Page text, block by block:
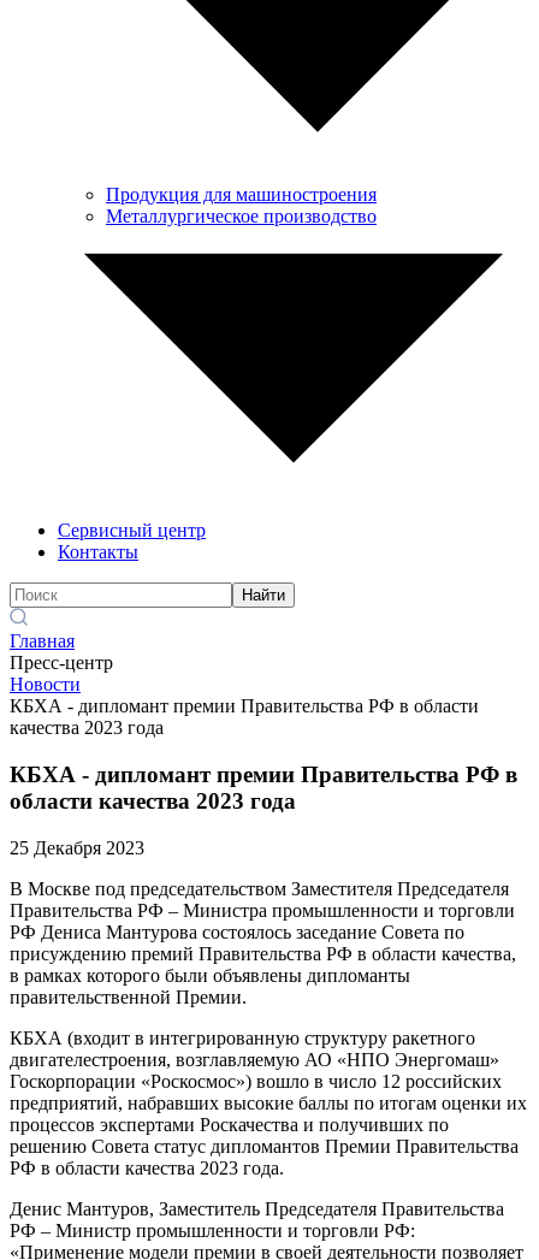
Продукция для машиностроения
Металлургическое производство
Сервисный центр
Контакты
Найти
Главная
Пресс-центр
Новости
КБХА - дипломант премии Правительства РФ в области
качества 2023 года
КБХА - дипломант премии Правительства РФ в
области качества 2023 года
25 Декабря 2023
В Москве под председательством Заместителя Председателя
Правительства РФ – Министра промышленности и торговли
РФ Дениса Мантурова состоялось заседание Совета по
присуждению премий Правительства РФ в области качества,
в рамках которого были объявлены дипломанты
правительственной Премии.
КБХА (входит в интегрированную структуру ракетного
двигателестроения, возглавляемую АО «НПО Энергомаш»
Госкорпорации «Роскосмос») вошло в число 12 российских
предприятий, набравших высокие баллы по итогам оценки их
процессов экспертами Роскачества и получивших по
решению Совета статус дипломантов Премии Правительства
РФ в области качества 2023 года.
Денис Мантуров, Заместитель Председателя Правительства
РФ – Министр промышленности и торговли РФ:
«Применение модели премии в своей деятельности позволяет